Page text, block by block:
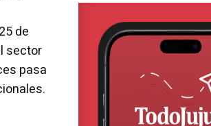
de
sector
pasa